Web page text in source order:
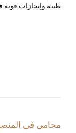
طيبة وإنجازات
محامى فى